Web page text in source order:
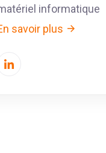
informatique
savoir plus